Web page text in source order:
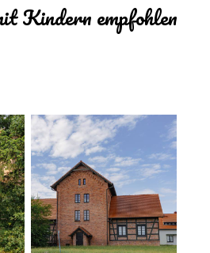
hier aus eine Tour durch
Kindern empfohlen